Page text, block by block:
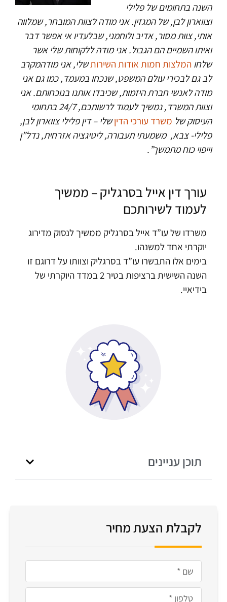
השנה בתחומים של פלילי
וצווארון לבן, של המגזין. אני מודה לצוות המובחר, שמלווה
אותי, צוות מסור, אדיב ולוחמני, שבלעדיו אי אפשר דבר
ואיתו השמיים הם הגבול. אני מודה ללקוחות שלי אשר
שלחוהמלצות חמות אודות השירותשלי, אני מודהמקרב
לב גם לבכירי עולם המשפט, שנכחו במעמד, כמו גם אני
מודה לאנשי חברת היזמות, שכיבדו אותנו בנוכחותם. אני
וצוות המשרד, נמשיך לעמוד לרשותכם, 24/7 בתחומי
העיסוק שלמשרד עורכי הדיןשלי – דין פלילי צווארון לבן,
פלילי- צבא, משמעתי תעבורה, ליטיגציה אזרחית, נדל”ן
וייפוי כוח מתמשך”.
עורך דין אייל בסרגליק – ממשיך
לעמוד לשירותכם
משרדו של עו”ד אייל בסרגליק ממשיך לנסוק מדירוג
יוקרתי אחד למשנהו.
בימים אלו התבשרו עו”ד בסרגליק וצוותו על דרוגם זו
השנה השישית ברציפות בטיר 2 במדד היוקרתי של
בידיאיי.
תוכן עניינים
לקבלת הצעת מחיר